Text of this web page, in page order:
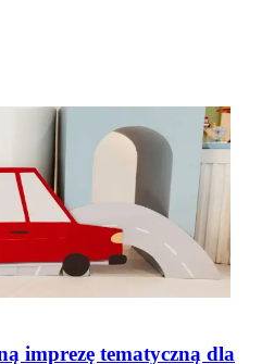
imprezę tematyczną dla